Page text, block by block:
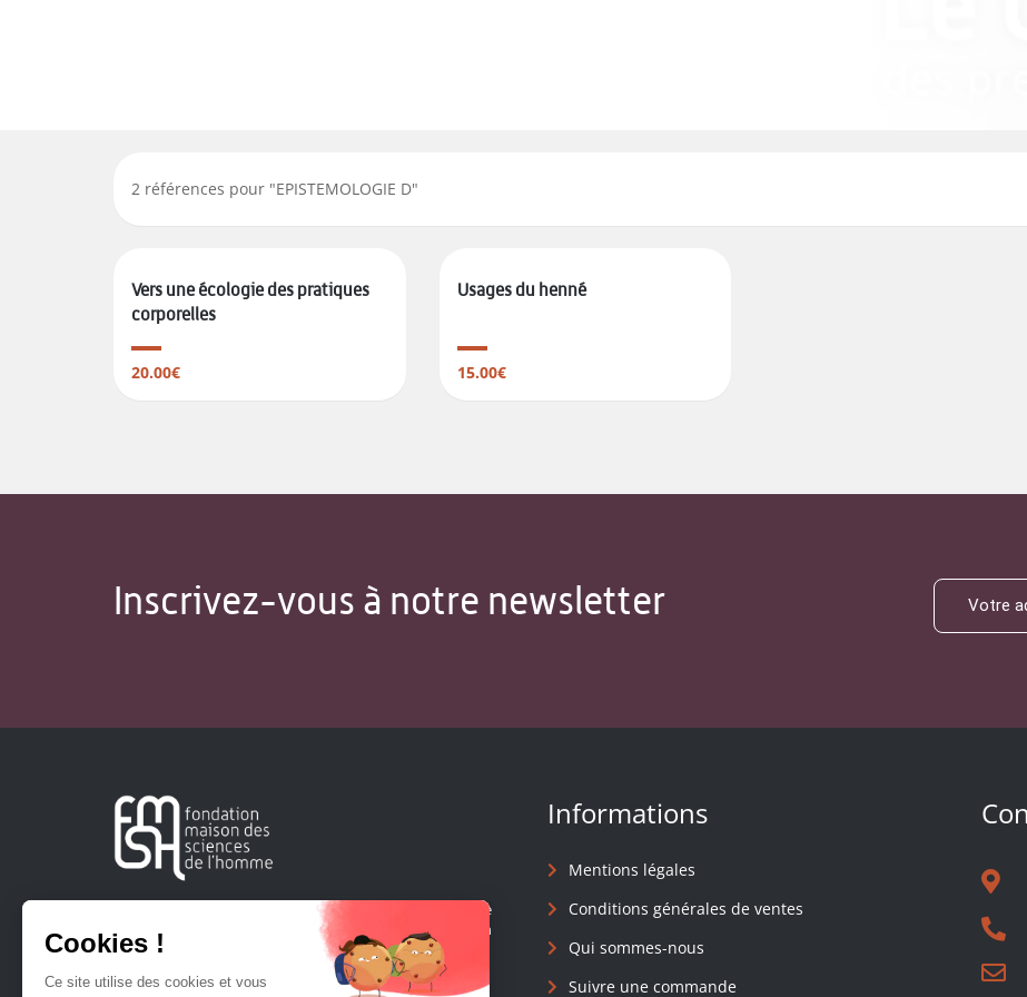
2 références pour "EPISTEMOLOGIE D"
Vers une écologie des pratiques
corporelles
20.00€
Usages du henné
15.00€
Inscrivez-vous à notre newsletter
Créée en 1963, la Fondation Maison Sciences de l'Homme
soutient la recherche et la diffusion des connaissances en
sciences humaines et sociales.
Informations
Mentions légales
Conditions générales de ventes
Qui sommes-nous
Suivre une commande